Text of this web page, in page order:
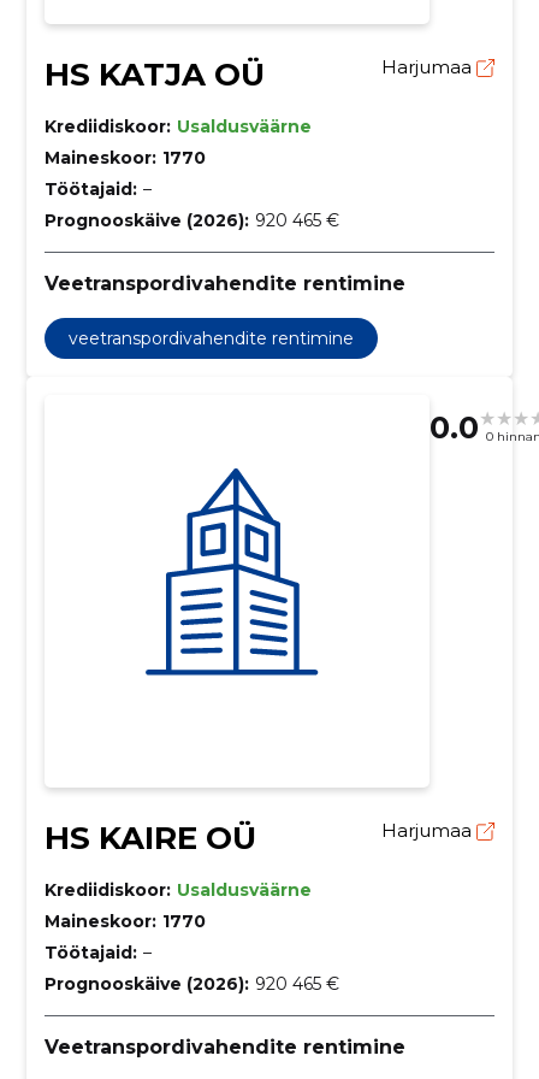
HS KATJA OÜ Harjumaa
Krediidiskoor: Usaldusväärne
Maineskoor: 1770
Töötajaid: –
Prognooskäive (2026): 920 465 €
Veetranspordivahendite rentimine
veetranspordivahendite rentimine
0.0 0
HS KAIRE OÜ Harjumaa
Krediidiskoor: Usaldusväärne
Maineskoor: 1770
Töötajaid: –
Prognooskäive (2026): 920 465 €
Veetranspordivahendite rentimine